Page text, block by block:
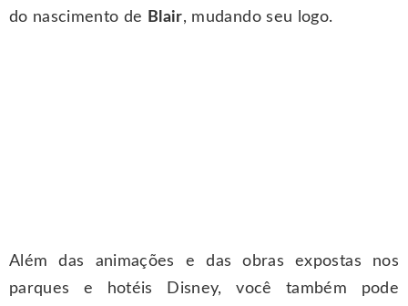
do nascimento de Blair, mudando seu logo.
Além das animações e das obras expostas nos
parques e hotéis Disney, você também pode